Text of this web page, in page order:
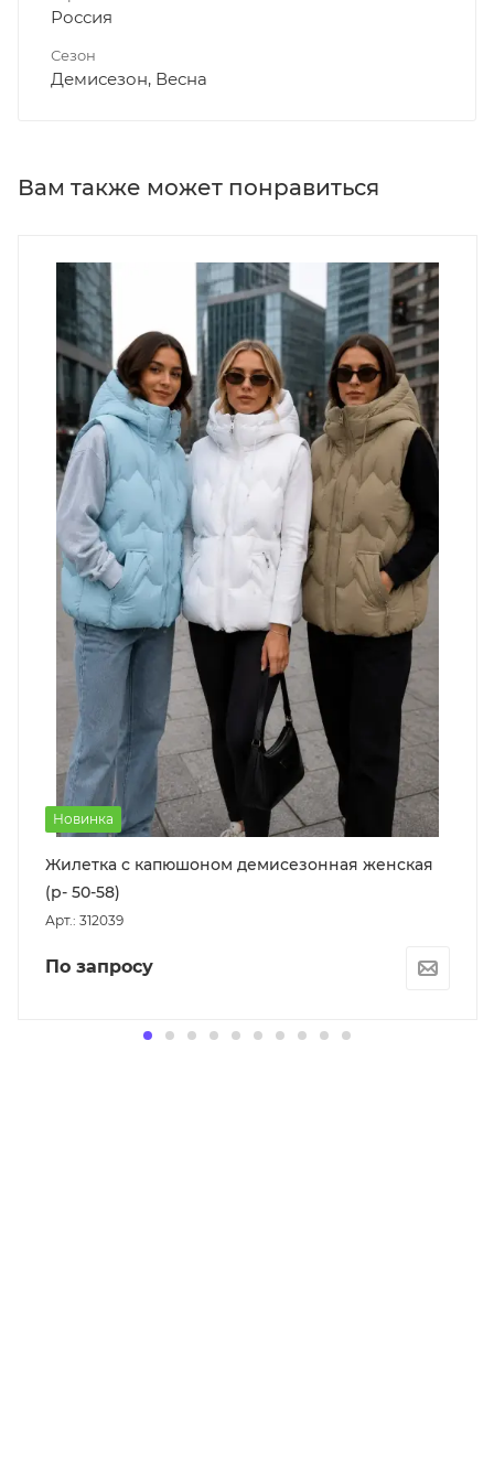
Россия
Сезон
Демисезон, Весна
Вам также может понравиться
Новинка
Жилетка с капюшоном демисезонная женская
(р- 50-58)
Арт.: 312039
По запросу